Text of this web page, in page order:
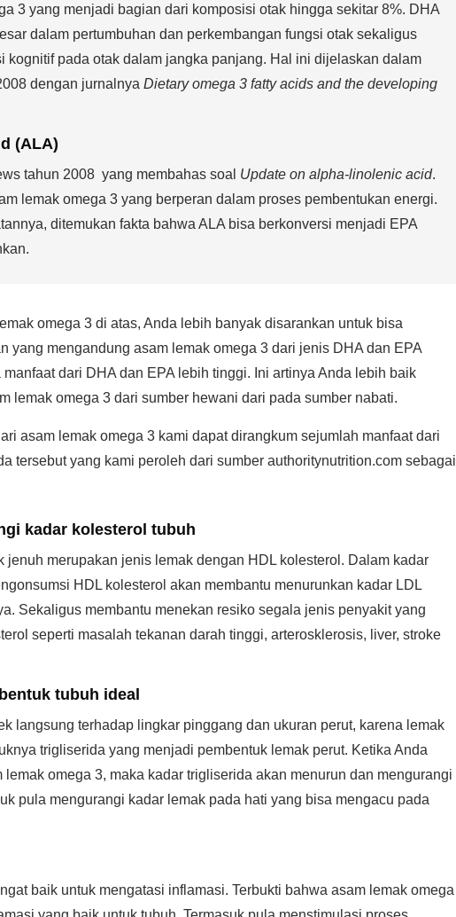
3 yang menjadi bagian dari komposisi otak hingga sekitar 8%. DHA
dalam pertumbuhan dan perkembangan fungsi otak sekaligus
kognitif pada otak dalam jangka panjang. Hal ini dijelaskan dalam
dengan jurnalnya Dietary omega 3 fatty acids and the developing
(ALA)
tahun 2008 yang membahas soal Update on alpha-linolenic acid.
lemak omega 3 yang berperan dalam proses pembentukan energi.
ditemukan fakta bahwa ALA bisa berkonversi menjadi EPA
omega 3 di atas, Anda lebih banyak disarankan untuk bisa
yang mengandung asam lemak omega 3 dari jenis DHA dan EPA
dari DHA dan EPA lebih tinggi. Ini artinya Anda lebih baik
lemak omega 3 dari sumber hewani dari pada sumber nabati.
asam lemak omega 3 kami dapat dirangkum sejumlah manfaat dari
tersebut yang kami peroleh dari sumber authoritynutrition.com sebagai
kadar kolesterol tubuh
jenuh merupakan jenis lemak dengan HDL kolesterol. Dalam kadar
HDL kolesterol akan membantu menurunkan kadar LDL
Sekaligus membantu menekan resiko segala jenis penyakit yang
seperti masalah tekanan darah tinggi, arterosklerosis, liver, stroke
tubuh ideal
langsung terhadap lingkar pinggang dan ukuran perut, karena lemak
trigliserida yang menjadi pembentuk lemak perut. Ketika Anda
lemak omega 3, maka kadar trigliserida akan menurun dan mengurangi
pula mengurangi kadar lemak pada hati yang bisa mengacu pada
baik untuk mengatasi inflamasi. Terbukti bahwa asam lemak omega